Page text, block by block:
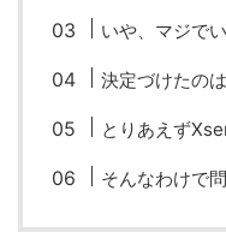
Z5 Z6II Z9
ZV-1 II α1 II
フォクトレンダー ラ
ライカM10-R ライカ
ローライコード 原神
いや、マジで
決定づけたの
とりあえず
そんなわけで